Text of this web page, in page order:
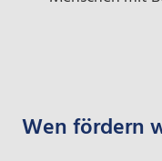
Wen fördern